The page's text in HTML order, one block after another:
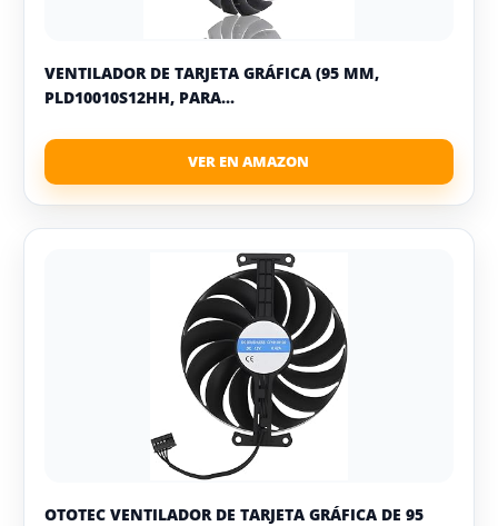
VENTILADOR DE TARJETA GRÁFICA (95 MM,
PLD10010S12HH, PARA...
OTOTEC VENTILADOR DE TARJETA GRÁFICA DE 95